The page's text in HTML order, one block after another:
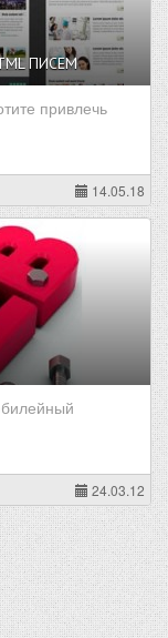
ПИСЕМ
привлечь
14.05.18
24.03.12